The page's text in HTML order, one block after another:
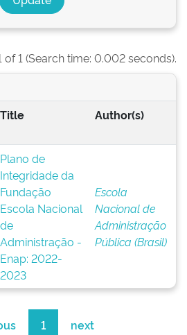
of 1 (Search time: 0.002 seconds).
Title Author(s)
Plano de
Integridade da
Fundação
Escola Nacional
de
Administração -
Enap: 2022-
2023
Escola
Nacional de
Administração
Pública (Brasil)
1 next